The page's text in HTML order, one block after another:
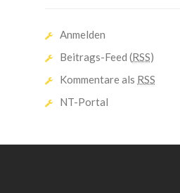
Anmelden
Beitrags-Feed (RSS)
Kommentare als RSS
NT-Portal